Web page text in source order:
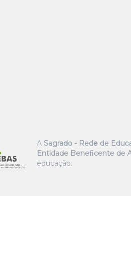
A Sagrado - Rede de
Entidade Beneficente de
educação.